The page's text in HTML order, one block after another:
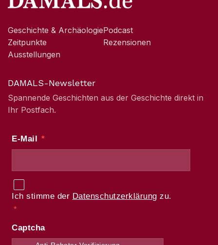
Geschichte & Archäologie
Zeitpunkte
Ausstellungen
Podcast
Rezensionen
DAMALS-Newsletter
Spannende Geschichten aus der Geschichte direkt in
Ihr Postfach.